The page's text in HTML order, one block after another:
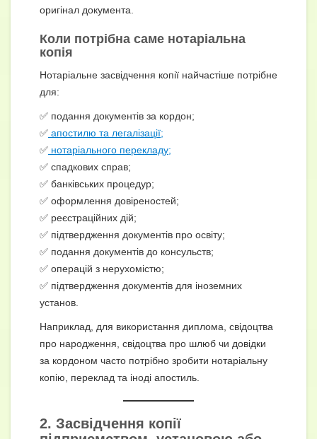
оригінал документа.
Коли потрібна саме нотаріальна
копія
Нотаріальне засвідчення копії найчастіше потрібне
для:
✅ подання документів за кордон;
✅ апостилю та легалізації;
✅ нотаріального перекладу;
✅ спадкових справ;
✅ банківських процедур;
✅ оформлення довіреностей;
✅ реєстраційних дій;
✅ підтвердження документів про освіту;
✅ подання документів до консульств;
✅ операцій з нерухомістю;
✅ підтвердження документів для іноземних
установ.
Наприклад, для використання диплома, свідоцтва
про народження, свідоцтва про шлюб чи довідки
за кордоном часто потрібно зробити нотаріальну
копію, переклад та іноді апостиль.
2. Засвідчення копії